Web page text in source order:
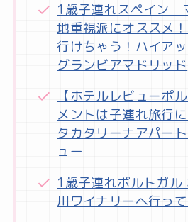
1歳子連れスペイン
地重視派にオススメ
行けちゃう！ハイア
グランビアマドリッド
【ホテルレビューポ
メントは子連れ旅行
タカタリーナアパー
ュー
1歳子連れポルトガル
川ワイナリーへ行っ